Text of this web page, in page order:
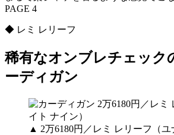
PAGE 4
◆ レミ レリーフ
稀有なオンブレチェック
ーディガン
▲ 2万6180円／レミ レリーフ（ユ